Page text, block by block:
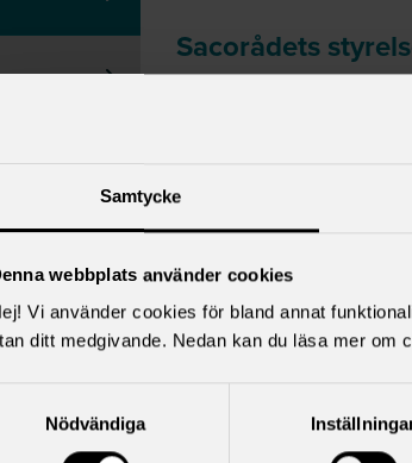
Samtycke
webbplats använder cookies
Vi använder cookies för bland annat
ditt medgivande. Nedan kan du läsa mer
Nödvändiga
för
i
Sacorådets
Björne Lantz
(Sveriges
Birgitta Liljefjord(Sveriges
Anna Prytz(Sveriges
Rasmus Fredriksson
Ann Hedman
Claes Jeppsson (Sveriges